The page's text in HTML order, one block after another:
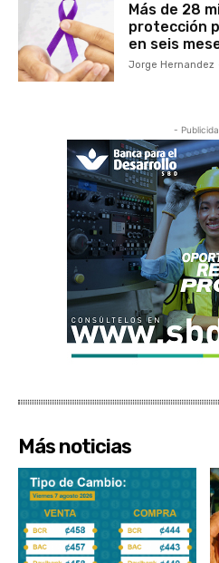
Más de 28
protección
en seis
Jorge Hernandez
-
Más noticias